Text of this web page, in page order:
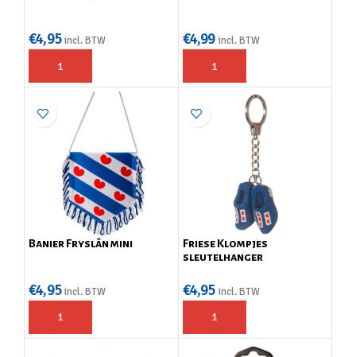
€4,95 incl. BTW €4,99 incl. BTW
Banier Fryslân mini
€4,95 incl. BTW
Friese Klompjes
sleutelhanger
€4,95 incl. BTW